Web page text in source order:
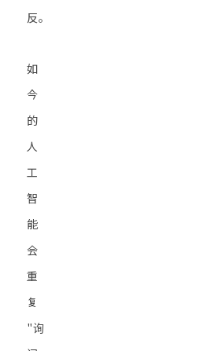
反。
如
今
的
人
工
智
能
会
重
复
"询